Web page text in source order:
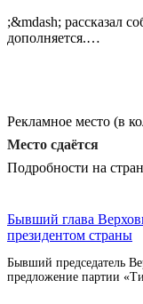
;&mdash; рассказал
дополняется.…
Рекламное место (в
Место сдаётся
Подробности на
Бывший глава
президентом страны
Бывший председатель
предложение партии